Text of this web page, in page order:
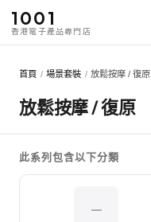
1001
香港電子產品專門店
首頁 / 場景套裝 / 放鬆按摩 / 復原
放鬆按摩 / 復原
此系列包含以下分類
—